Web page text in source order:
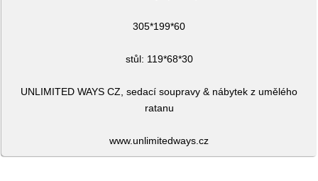
305*199*60
stůl: 119*68*30
UNLIMITED WAYS CZ, sedací soupravy & nábytek z umělého
ratanu
www.unlimitedways.cz